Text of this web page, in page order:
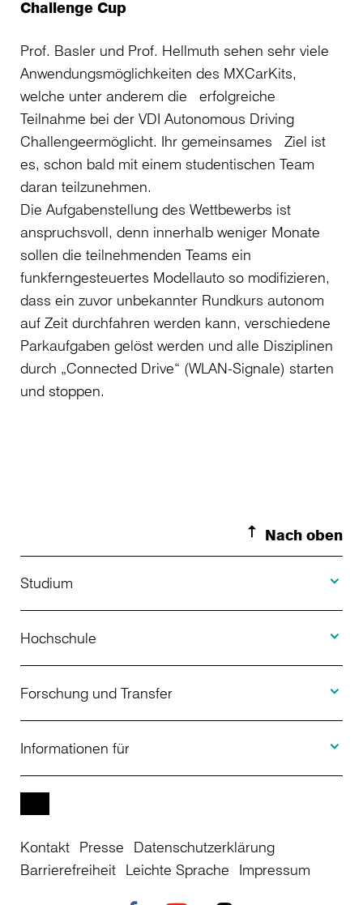
Challenge Cup
Prof. Basler und Prof. Hellmuth sehen sehr viele
Anwendungsmöglichkeiten des MXCarKits,
welche unter anderem die erfolgreiche
Teilnahme bei der VDI Autonomous Driving
Challengeermöglicht. Ihr gemeinsames Ziel ist
es, schon bald mit einem studentischen Team
daran teilzunehmen.
Die Aufgabenstellung des Wettbewerbs ist
anspruchsvoll, denn innerhalb weniger Monate
sollen die teilnehmenden Teams ein
funkferngesteuertes Modellauto so modifizieren,
dass ein zuvor unbekannter Rundkurs autonom
auf Zeit durchfahren werden kann, verschiedene
Parkaufgaben gelöst werden und alle Disziplinen
durch „Connected Drive“ (WLAN-Signale) starten
und stoppen.
Nach oben
Studium
Studienangebot
Bewerbung
Studienberatung
Weiterbildung
Studienkolleg
Hochschule
Über uns
Aktuelles
Einrichtungen
Forschung und Transfer
Projekte
Informationen für
Studierende
Kontakt Presse
Datenschutzerklärung
Barrierefreiheit Leichte Sprache Impressum